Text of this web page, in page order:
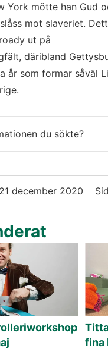
York mötte han Gud
mot slaveriet.
ut på
däribland
år som formar såväl
du sökte?
21 december 2020
fina